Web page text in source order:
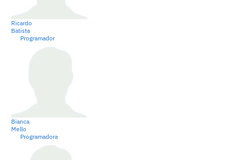
Ricardo
Batista
Programador
Bianca
Mello
Programadora